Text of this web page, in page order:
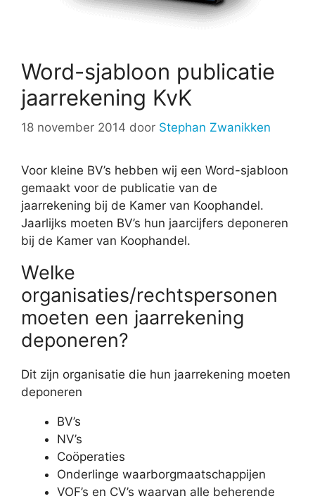
Word-sjabloon publicatie
jaarrekening KvK
18 november 2014 door Stephan Zwanikken
Voor kleine BV’s hebben wij een Word-sjabloon
gemaakt voor de publicatie van de
jaarrekening bij de Kamer van Koophandel.
Jaarlijks moeten BV’s hun jaarcijfers deponeren
bij de Kamer van Koophandel.
Welke
organisaties/rechtspersonen
moeten een jaarrekening
deponeren?
Dit zijn organisatie die hun jaarrekening moeten
deponeren
BV’s
NV’s
Coöperaties
Onderlinge waarborgmaatschappijen
VOF’s en CV’s waarvan alle beherende